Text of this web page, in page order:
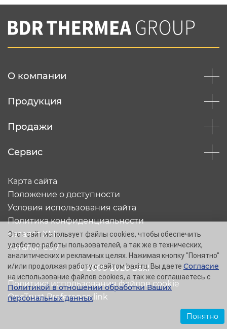
Вы соглашаетесь с нашей политикой
конфеденциальности
О компании
Продукция
Продажи
Сервис
© 2005-2026 Baxi
Карта сайта
Положение о доступности
Условия использования сайта
Политика конфиденциальности
Каталог XML
Каталог CSV
Политика использования файлов cookie
OneTrust Preference link
Этот сайт использует файлы cookies, чтобы обеспечить
удобство работы пользователей, а так же в технических,
аналитических и рекламных целях. Нажимая кнопку "Понятно"
и/или продолжая работу с сайтом baxi.ru, Вы даете Согласие
на использование файлов cookies, а так же соглашаетесь с
Политикой в отношении обработки Ваших
персональных данных.
Понятно